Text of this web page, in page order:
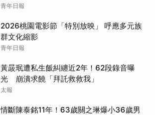
青年日報
2026桃園電影節「特別放映」 呼應多元族
群文化縮影
青年日報
黃晸珉遭私生飯糾纏近2年！62段錄音曝
光 崩潰求饒「拜託救救我」
太報
情斷陳泰銘11年！63歲關之琳爆小36歲男